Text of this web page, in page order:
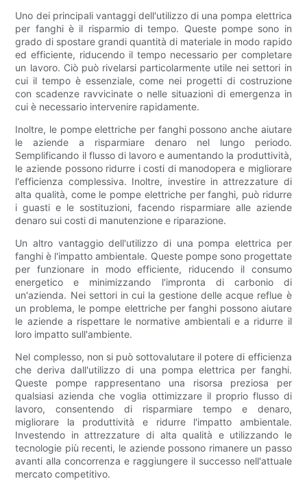
Uno dei principali vantaggi dell'utilizzo di una pompa elettrica
per fanghi è il risparmio di tempo. Queste pompe sono in
grado di spostare grandi quantità di materiale in modo rapido
ed efficiente, riducendo il tempo necessario per completare
un lavoro. Ciò può rivelarsi particolarmente utile nei settori in
cui il tempo è essenziale, come nei progetti di costruzione
con scadenze ravvicinate o nelle situazioni di emergenza in
cui è necessario intervenire rapidamente.
Inoltre, le pompe elettriche per fanghi possono anche aiutare
le aziende a risparmiare denaro nel lungo periodo.
Semplificando il flusso di lavoro e aumentando la produttività,
le aziende possono ridurre i costi di manodopera e migliorare
l'efficienza complessiva. Inoltre, investire in attrezzature di
alta qualità, come le pompe elettriche per fanghi, può ridurre
i guasti e le sostituzioni, facendo risparmiare alle aziende
denaro sui costi di manutenzione e riparazione.
Un altro vantaggio dell'utilizzo di una pompa elettrica per
fanghi è l'impatto ambientale. Queste pompe sono progettate
per funzionare in modo efficiente, riducendo il consumo
energetico e minimizzando l'impronta di carbonio di
un'azienda. Nei settori in cui la gestione delle acque reflue è
un problema, le pompe elettriche per fanghi possono aiutare
le aziende a rispettare le normative ambientali e a ridurre il
loro impatto sull'ambiente.
Nel complesso, non si può sottovalutare il potere di efficienza
che deriva dall'utilizzo di una pompa elettrica per fanghi.
Queste pompe rappresentano una risorsa preziosa per
qualsiasi azienda che voglia ottimizzare il proprio flusso di
lavoro, consentendo di risparmiare tempo e denaro,
migliorare la produttività e ridurre l'impatto ambientale.
Investendo in attrezzature di alta qualità e utilizzando le
tecnologie più recenti, le aziende possono rimanere un passo
avanti alla concorrenza e raggiungere il successo nell'attuale
mercato competitivo.